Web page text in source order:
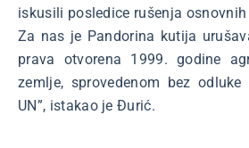
iskusili posledice rušenja
Za nas je Pandorina kutija
prava otvorena 1999. godine
zemlje, sprovedenom bez odluke
UN”, istakao je Đurić.